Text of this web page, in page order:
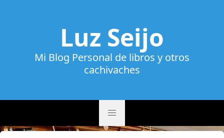
Luz Seijo
Mi Blog Personal de libros y otros
cachivaches